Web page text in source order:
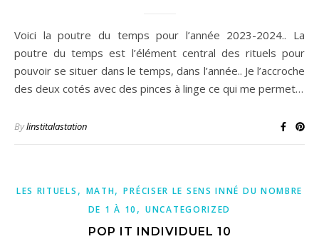
Voici la poutre du temps pour l’année 2023-2024.. La
poutre du temps est l’élément central des rituels pour
pouvoir se situer dans le temps, dans l’année.. Je l’accroche
des deux cotés avec des pinces à linge ce qui me permet…
Bylinstitalastation
LES RITUELS , MATH,PRÉCISER LE SENS INNÉ DU NOMBRE
DE 1 À 10 ,UNCATEGORIZED
POP IT INDIVIDUEL 10